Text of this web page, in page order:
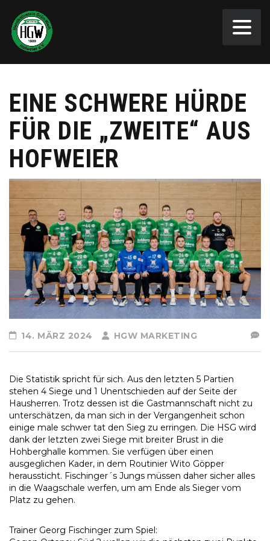
EINE SCHWERE HÜRDE
FÜR DIE „ZWEITE“ AUS
HOFWEIER
14. MÄRZ 2024 HGW MARKETING
Die Statistik spricht für sich. Aus den letzten 5 Partien
stehen 4 Siege und 1 Unentschieden auf der Seite der
Hausherren. Trotz dessen ist die Gastmannschaft nicht zu
unterschätzen, da man sich in der Vergangenheit schon
einige male schwer tat den Sieg zu erringen. Die HSG wird
dank der letzten zwei Siege mit breiter Brust in die
Hohberghalle kommen. Sie verfügen über einen
ausgeglichen Kader, in dem Routinier Wito Göpper
heraussticht. Fischinger´s Jungs müssen daher sicher alles
in die Waagschale werfen, um am Ende als Sieger vom
Platz zu gehen.
Trainer Georg Fischinger zum Spiel: